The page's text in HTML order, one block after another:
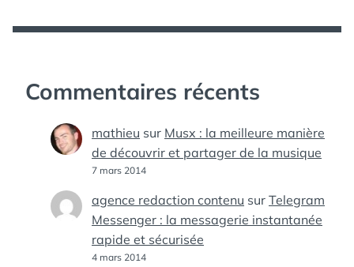
Commentaires récents
mathieu sur Musx : la meilleure manière
de découvrir et partager de la musique
7 mars 2014
agence redaction contenu sur Telegram
Messenger : la messagerie instantanée
rapide et sécurisée
4 mars 2014